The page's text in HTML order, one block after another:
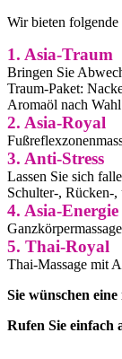
Wir bieten
1. Asia-
Bringen Sie
Traum-Paket:
Aromaöl nach
2. Asia-Royal
3. Anti-Stress
Lassen Sie sich
Schulter-, Rücken-
4. Asia-
5. Thai-
Thai-Massage mit
Sie wünschen
Rufen Sie einfach